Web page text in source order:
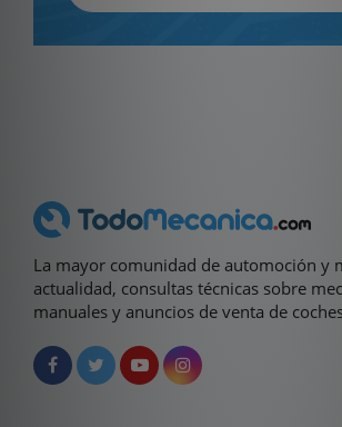
La mayor comunidad de automoción y
actualidad, consultas técnicas sobre
manuales y anuncios de venta de